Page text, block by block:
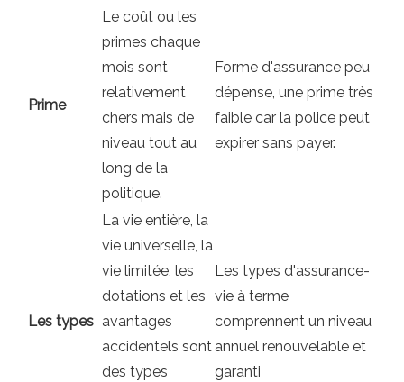
Prime
Le coût ou les
primes chaque
mois sont
relativement
chers mais de
niveau tout au
long de la
politique.
Forme d'assurance peu
dépense, une prime très
faible car la police peut
expirer sans payer.
Les types
La vie entière, la
vie universelle, la
vie limitée, les
dotations et les
avantages
accidentels sont
des types
Les types d'assurance-
vie à terme
comprennent un niveau
annuel renouvelable et
garanti